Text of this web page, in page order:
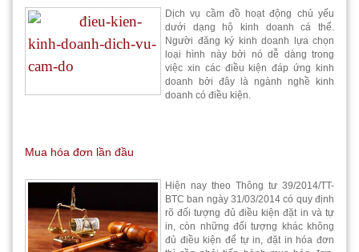
Dịch vụ cầm đồ hoạt động chủ yếu
dưới dạng hộ kinh doanh cá thể.
Người đăng ký kinh doanh lựa chọn
loại hình này bởi nó dễ dàng trong
việc xin các điều kiện đáp ứng kinh
doanh bởi đây là ngành nghề kinh
doanh có điều kiện.
Mua hóa đơn lần đầu
Hiện nay theo Thông tư 39/2014/TT-
BTC ban ngày 31/03/2014 có quy định
rõ đối tượng đủ điều kiện đặt in và tự
in, còn những đối tượng khác không
đủ điều kiện để tự in, đặt in hóa đơn